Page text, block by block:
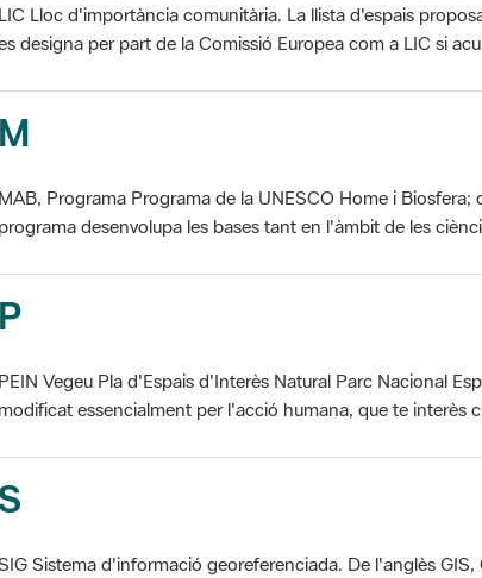
LIC Lloc d'importància comunitària. La llista d'espais
designa per part de la Comissió Europea com a LIC si
M
MAB, Programa Programa de la UNESCO Home i
programa desenvolupa les bases tant en l'àmbit de les
P
PEIN Vegeu Pla d'Espais d'Interès Natural Parc Nacional
modificat essencialment per l'acció humana, que te interès
Sistema d'informació georeferenciada. De l'anglès